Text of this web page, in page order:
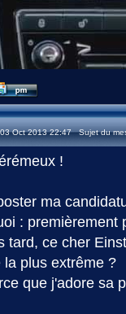
Oct 2013 22:47 Sujet du
!
ma
: premièrement
tard, ce cher
la plus extrême ?
que j'adore sa